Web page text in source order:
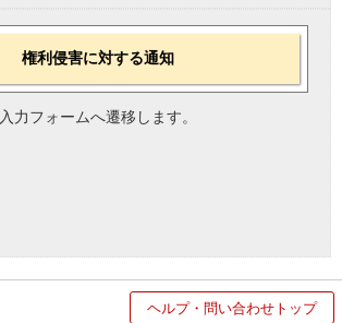
権利侵害に対する通知
入力フォームへ遷移します。
ヘルプ・問い合わせトップ